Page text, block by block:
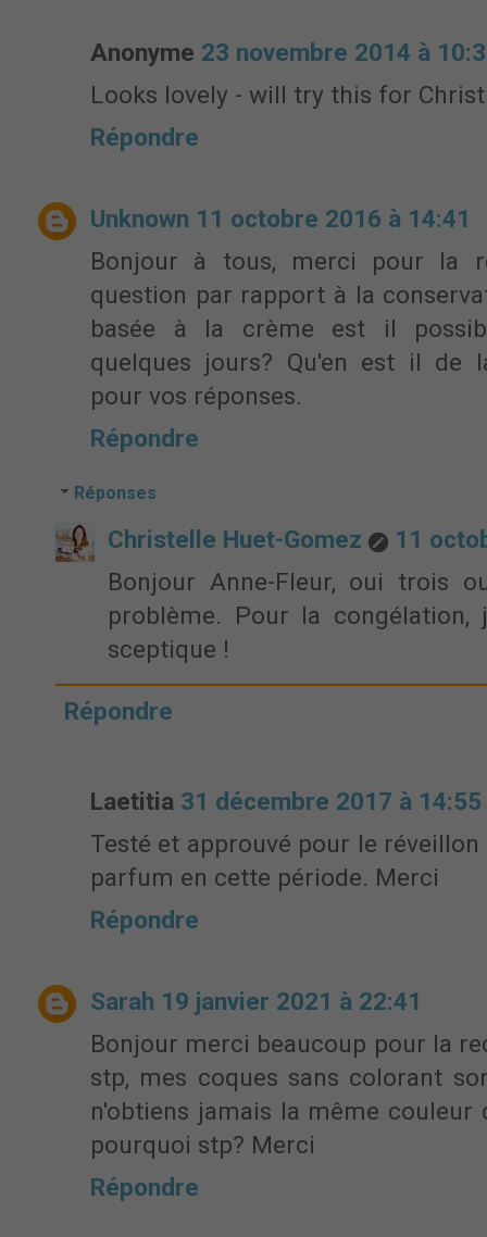
Anonyme 23 novembre 2014 à
Looks lovely - will try this for
Répondre
Unknown 11 octobre 2016 à 14:41
Bonjour à tous, merci pour la
question par rapport à la
basée à la crème est il
quelques jours? Qu'en est il de
pour vos réponses.
Répondre
Réponses
Christelle Huet-Gomez
11
Bonjour Anne-Fleur, oui trois
problème. Pour la
sceptique !
Répondre
Laetitia 31 décembre 2017 à 14:55
Testé et approuvé pour le
parfum en cette période. Merci
Répondre
Sarah 19 janvier 2021 à 22:41
Bonjour merci beaucoup pour la
stp, mes coques sans colorant
n'obtiens jamais la même couleur
pourquoi stp? Merci
Répondre